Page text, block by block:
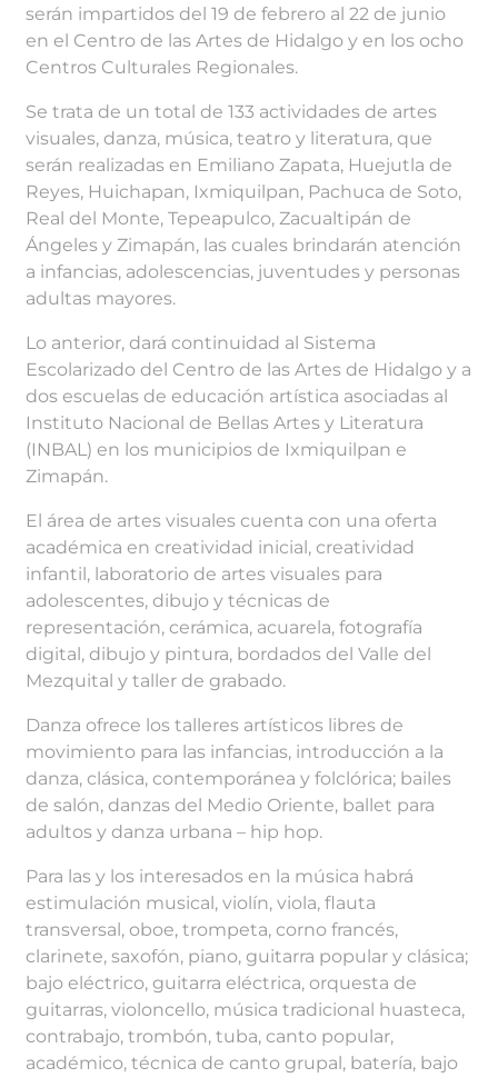
serán impartidos del 19 de febrero al 22 de junio
en el Centro de las Artes de Hidalgo y en los ocho
Centros Culturales Regionales.
Se trata de un total de 133 actividades de artes
visuales, danza, música, teatro y literatura, que
serán realizadas en Emiliano Zapata, Huejutla de
Reyes, Huichapan, Ixmiquilpan, Pachuca de Soto,
Real del Monte, Tepeapulco, Zacualtipán de
Ángeles y Zimapán, las cuales brindarán atención
a infancias, adolescencias, juventudes y personas
adultas mayores.
Lo anterior, dará continuidad al Sistema
Escolarizado del Centro de las Artes de Hidalgo y a
dos escuelas de educación artística asociadas al
Instituto Nacional de Bellas Artes y Literatura
(INBAL) en los municipios de Ixmiquilpan e
Zimapán.
El área de artes visuales cuenta con una oferta
académica en creatividad inicial, creatividad
infantil, laboratorio de artes visuales para
adolescentes, dibujo y técnicas de
representación, cerámica, acuarela, fotografía
digital, dibujo y pintura, bordados del Valle del
Mezquital y taller de grabado.
Danza ofrece los talleres artísticos libres de
movimiento para las infancias, introducción a la
danza, clásica, contemporánea y folclórica; bailes
de salón, danzas del Medio Oriente, ballet para
adultos y danza urbana – hip hop.
Para las y los interesados en la música habrá
estimulación musical, violín, viola, flauta
transversal, oboe, trompeta, corno francés,
clarinete, saxofón, piano, guitarra popular y clásica;
bajo eléctrico, guitarra eléctrica, orquesta de
guitarras, violoncello, música tradicional huasteca,
contrabajo, trombón, tuba, canto popular,
académico, técnica de canto grupal, batería, bajo